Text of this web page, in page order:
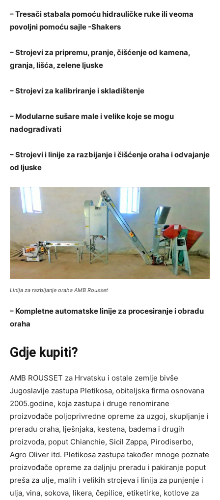
– Tresači stabala pomoću hidrauličke ruke ili veoma
povoljni pomoću sajle -Shakers
– Strojevi za pripremu, pranje, čišćenje od kamena,
granja, lišća, zelene ljuske
– Strojevi za kalibriranje i skladištenje
– Modularne sušare male i velike koje se mogu
nadograđivati
– Strojevi i linije za razbijanje i čišćenje oraha i odvajanje
od ljuske
Linija za razbijanje oraha AMB Rousset
– Kompletne automatske linije za procesiranje i obradu
oraha
Gdje kupiti?
AMB ROUSSET za Hrvatsku i ostale zemlje bivše
Jugoslavije zastupa Pletikosa, obiteljska firma osnovana
2005.godine, koja zastupa i druge renomirane
proizvođače poljoprivredne opreme za uzgoj, skupljanje i
preradu oraha, lješnjaka, kestena, badema i drugih
proizvoda, poput Chianchie, Sicil Zappa, Pirodiserbo,
Agro Oliver itd. Pletikosa zastupa također mnoge poznate
proizvođače opreme za daljnju preradu i pakiranje poput
preša za ulje, malih i velikih strojeva i linija za punjenje i
ulja, vina, sokova, likera, čepilice, etiketirke, kotlove za